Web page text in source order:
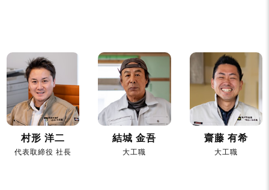
村形 洋二
代表取締役 社長
結城 金吾
大工職
齋藤 有希
大工職